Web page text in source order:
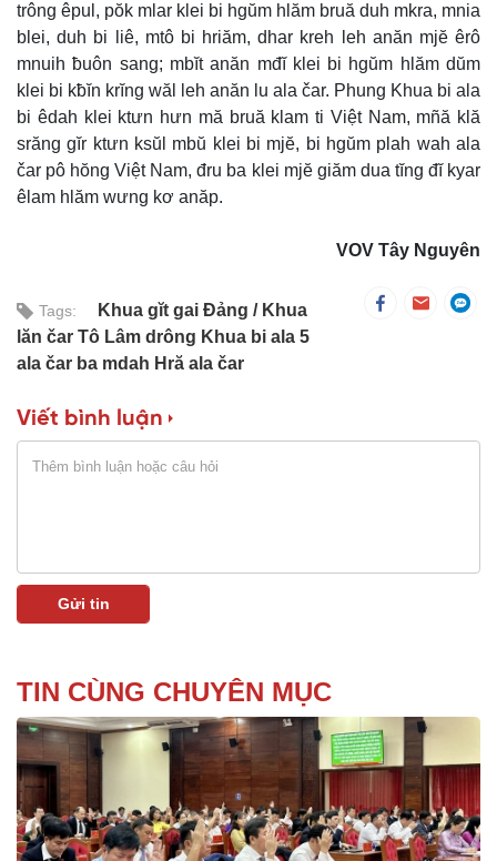
trông êpul, pŏk mlar klei bi hgŭm hlăm bruă duh mkra, mnia
blei, duh bi liê, mtô bi hriăm, dhar kreh leh anăn mjĕ êrô
mnuih ƀuôn sang; mbĭt anăn mđĭ klei bi hgŭm hlăm dŭm
klei bi kƀĭn krĭng wăl leh anăn lu ala čar. Phung Khua bi ala
bi êdah klei ktưn hưn mă bruă klam ti Việt Nam, mñă klă
srăng gĭr ktưn ksŭl mbŭ klei bi mjĕ, bi hgŭm plah wah ala
čar pô hŏng Việt Nam, đru ba klei mjĕ giăm dua tĭng đĭ kyar
êlam hlăm wưng kơ anăp.
VOV Tây Nguyên
Tags: Khua gĭt gai Đảng
Khua
lăn čar Tô Lâm drông Khua bi ala 5
ala čar ba mdah Hră ala čar
Viết bình luận
TIN CÙNG CHUYÊN MỤC